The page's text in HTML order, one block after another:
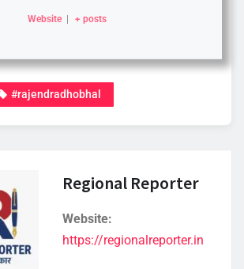
Website | + posts
#rajendradhobhal
Regional Reporter
Website:
https://regionalreporter.in